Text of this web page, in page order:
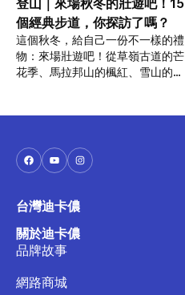
個經典步道，你探訪了嗎？
這個秋冬，給自己一份不一樣的禮
物：來場壯遊吧！從草嶺古道的芒
花季、馬拉邦山的楓紅、雪山的巒
裝備，跟著運動大使出發！
台灣迪卡儂
關於迪卡儂
品牌故事
網路商城